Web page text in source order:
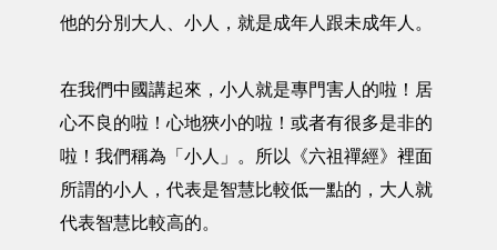
他的分別大人、小人，就是成年人跟未成年人。
在我們中國講起來，小人就是專門害人的啦！居
心不良的啦！心地狹小的啦！或者有很多是非的
啦！我們稱為「小人」。所以《六祖禪經》裡面
所謂的小人，代表是智慧比較低一點的，大人就
代表智慧比較高的。